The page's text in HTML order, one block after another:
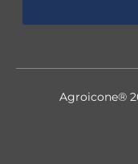
Agroicone®